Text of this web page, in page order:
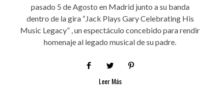
pasado 5 de Agosto en Madrid junto a su banda
dentro de la gira “Jack Plays Gary Celebrating His
Music Legacy” , un espectáculo concebido para rendir
homenaje al legado musical de su padre.
Leer Más